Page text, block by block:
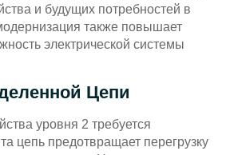
и будущих потребностей в
также повышает
электрической системы
Цепи
уровня 2 требуется
цепь предотвращает перегрузку